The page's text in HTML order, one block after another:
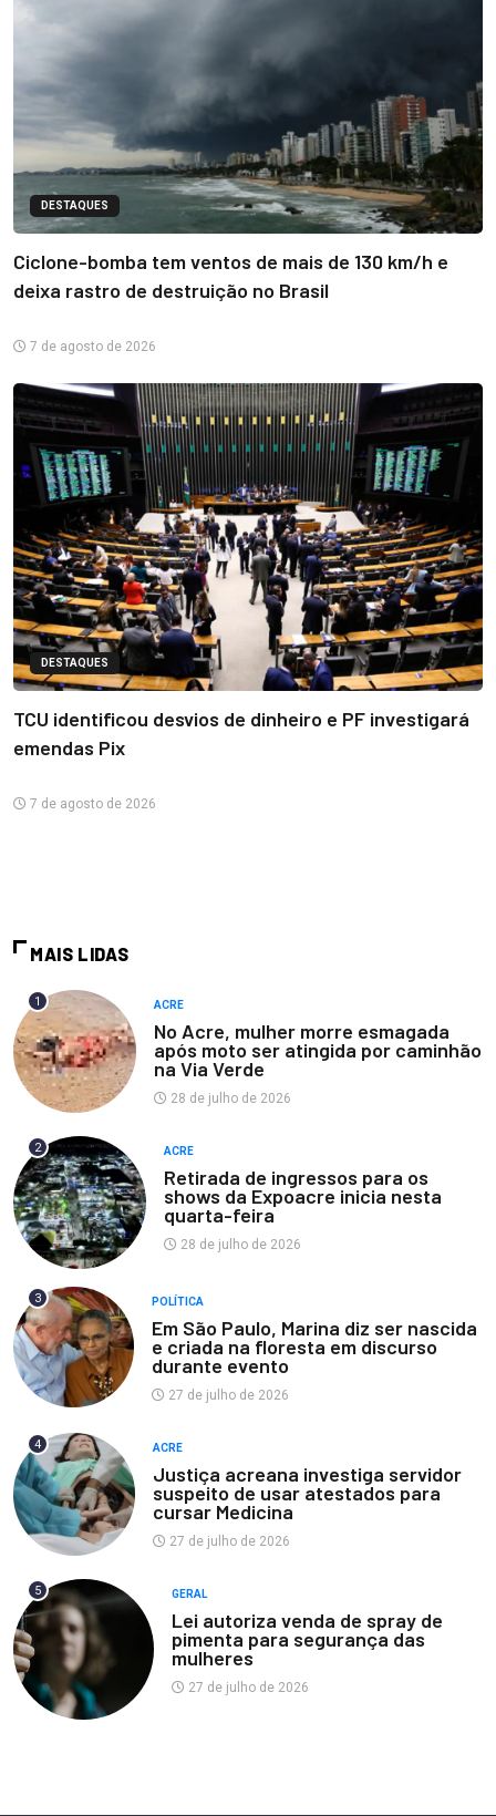
DESTAQUES
Ciclone-bomba tem ventos de mais de 130 km/h e
deixa rastro de destruição no Brasil
7 de agosto de 2026
DESTAQUES
TCU identificou desvios de dinheiro e PF investigará
emendas Pix
7 de agosto de 2026
MAIS LIDAS
1 ACRE
No Acre, mulher morre esmagada
após moto ser atingida por caminhão
na Via Verde
28 de julho de 2026
2 ACRE
Retirada de ingressos para os
shows da Expoacre inicia nesta
quarta-feira
28 de julho de 2026
3 POLÍTICA
Em São Paulo, Marina diz ser nascida
e criada na floresta em discurso
durante evento
27 de julho de 2026
4 ACRE
Justiça acreana investiga servidor
suspeito de usar atestados para
cursar Medicina
27 de julho de 2026
5 GERAL
Lei autoriza venda de spray de
pimenta para segurança das
mulheres
27 de julho de 2026